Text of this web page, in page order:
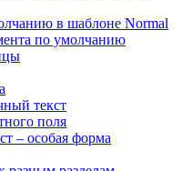
в шаблоне Normal
по умолчанию
текст
поля
– особая форма